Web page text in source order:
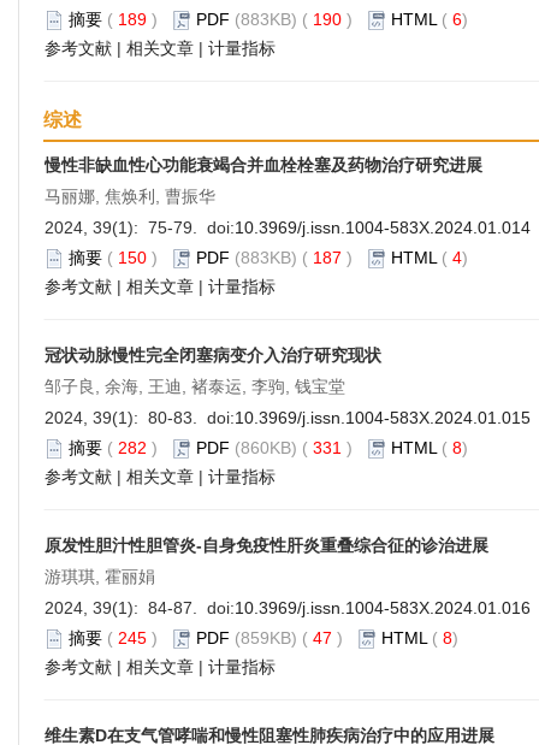
摘要 ( 189 ) PDF (883KB) ( 190 ) HTML ( 6)
参考文献 | 相关文章 | 计量指标
综述
慢性非缺血性心功能衰竭合并血栓栓塞及药物治疗研究进展
马丽娜, 焦焕利, 曹振华
2024, 39(1): 75-79. doi:10.3969/j.issn.1004-583X.2024.01.014
摘要 ( 150 ) PDF (883KB) ( 187 ) HTML ( 4)
参考文献 | 相关文章 | 计量指标
冠状动脉慢性完全闭塞病变介入治疗研究现状
邹子良, 余海, 王迪, 褚泰运, 李驹, 钱宝堂
2024, 39(1): 80-83. doi:10.3969/j.issn.1004-583X.2024.01.015
摘要 ( 282 ) PDF (860KB) ( 331 ) HTML ( 8)
参考文献 | 相关文章 | 计量指标
原发性胆汁性胆管炎-自身免疫性肝炎重叠综合征的诊治进展
游琪琪, 霍丽娟
2024, 39(1): 84-87. doi:10.3969/j.issn.1004-583X.2024.01.016
摘要 ( 245 ) PDF (859KB) ( 47 ) HTML ( 8)
参考文献 | 相关文章 | 计量指标
维生素D在支气管哮喘和慢性阻塞性肺疾病治疗中的应用进展